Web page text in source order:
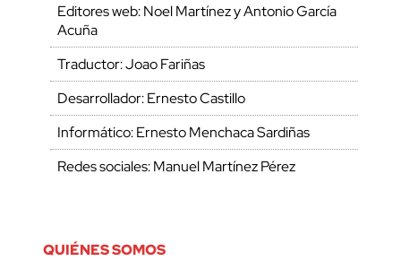
Editores web: Noel Martínez y Antonio García
Acuña
Traductor: Joao Fariñas
Desarrollador: Ernesto Castillo
Informático: Ernesto Menchaca Sardiñas
Redes sociales: Manuel Martínez Pérez
QUIÉNES SOMOS